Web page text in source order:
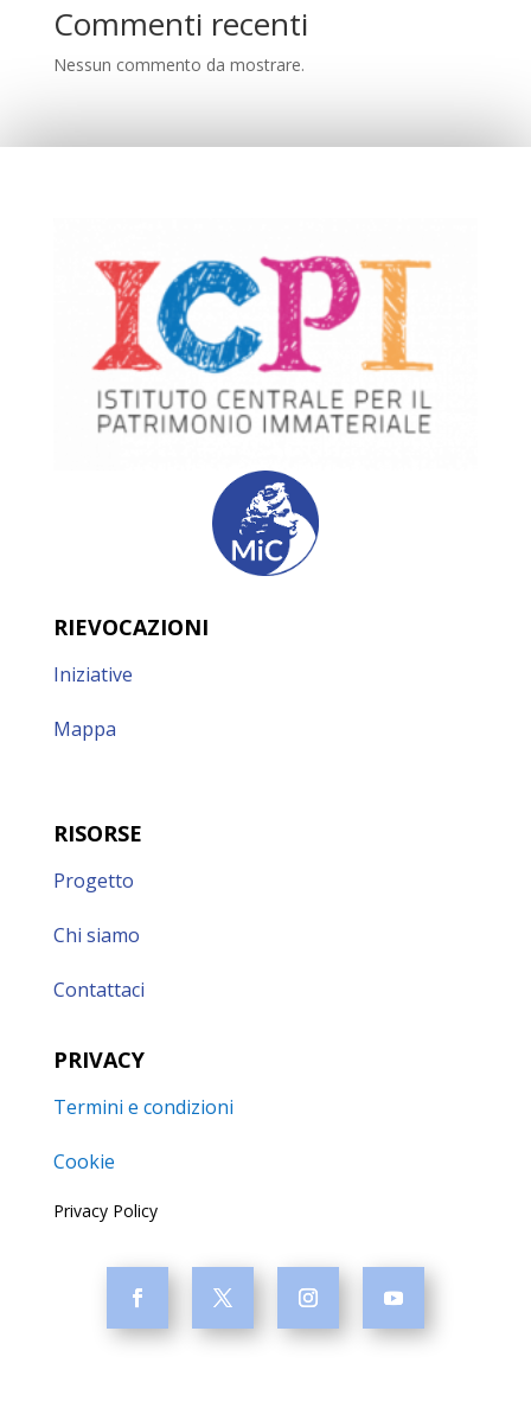
Commenti recenti
Nessun commento da mostrare.
RIEVOCAZIONI
Iniziative
Mappa
RISORSE
Progetto
Chi siamo
Contattaci
PRIVACY
Termini e condizioni
Cookie
Privacy Policy